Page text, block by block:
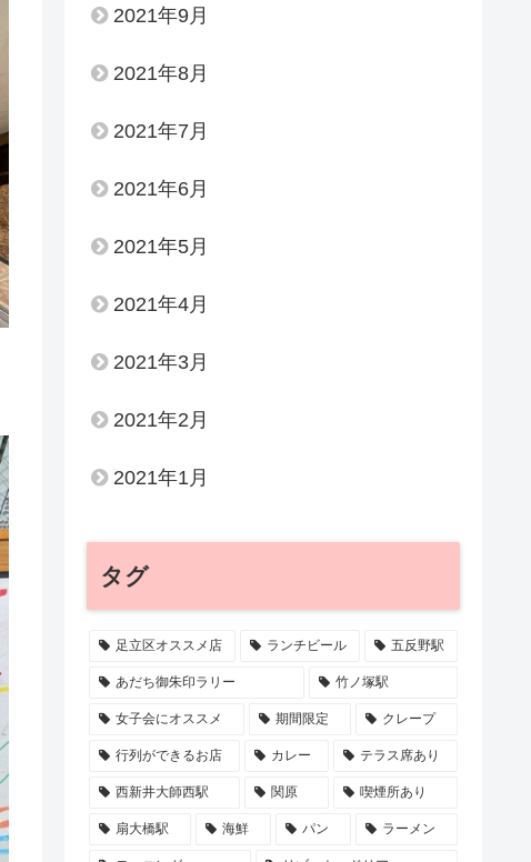
2021年9月
2021年8月
2021年7月
2021年6月
2021年5月
2021年4月
2021年3月
2021年2月
2021年1月
タグ
足立区オススメ店 ランチビール 五反野駅
あだち御朱印ラリー 竹ノ塚駅
女子会にオススメ 期間限定 クレープ
行列ができるお店 カレー テラス席あり
西新井大師西駅 関原 喫煙所あり
扇大橋駅 海鮮 パン ラーメン